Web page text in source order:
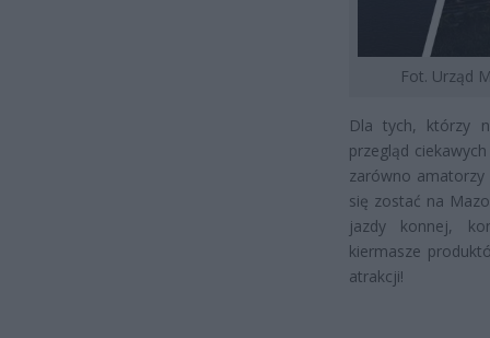
Fot. Urząd
Dla tych, którzy
przegląd
zarówno
się zostać na
jazdy konnej,
kiermasze
atrakcji!